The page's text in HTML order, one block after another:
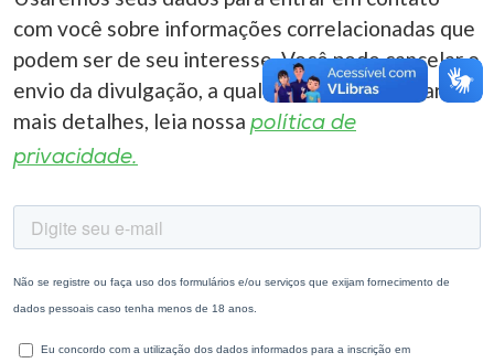
com você sobre informações correlacionadas que
podem ser de seu interesse. Você pode cancelar o
envio da divulgação, a qualquer momento. Para
mais detalhes, leia nossa política de
privacidade.